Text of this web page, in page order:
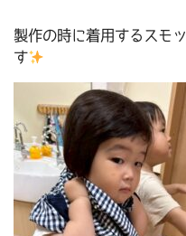
製作の時に着用するスモ
す